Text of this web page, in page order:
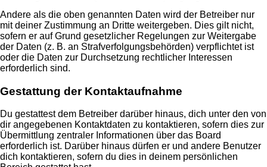
Andere als die oben genannten Daten wird der Betreiber nur
mit deiner Zustimmung an Dritte weitergeben. Dies gilt nicht,
sofern er auf Grund gesetzlicher Regelungen zur Weitergabe
der Daten (z. B. an Strafverfolgungsbehörden) verpflichtet ist
oder die Daten zur Durchsetzung rechtlicher Interessen
erforderlich sind.
Gestattung der Kontaktaufnahme
Du gestattest dem Betreiber darüber hinaus, dich unter den von
dir angegebenen Kontaktdaten zu kontaktieren, sofern dies zur
Übermittlung zentraler Informationen über das Board
erforderlich ist. Darüber hinaus dürfen er und andere Benutzer
dich kontaktieren, sofern du dies in deinem persönlichen